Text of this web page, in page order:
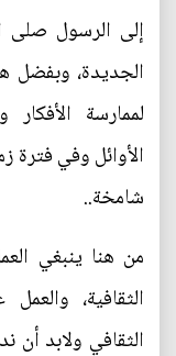
إلى الرسول صلى
الجديدة، وبفضل
لممارسة الأفكار
الأوائل وفي فترة
شامخة..
من هنا ينبغي
الثقافية،
الثقافي ولابد